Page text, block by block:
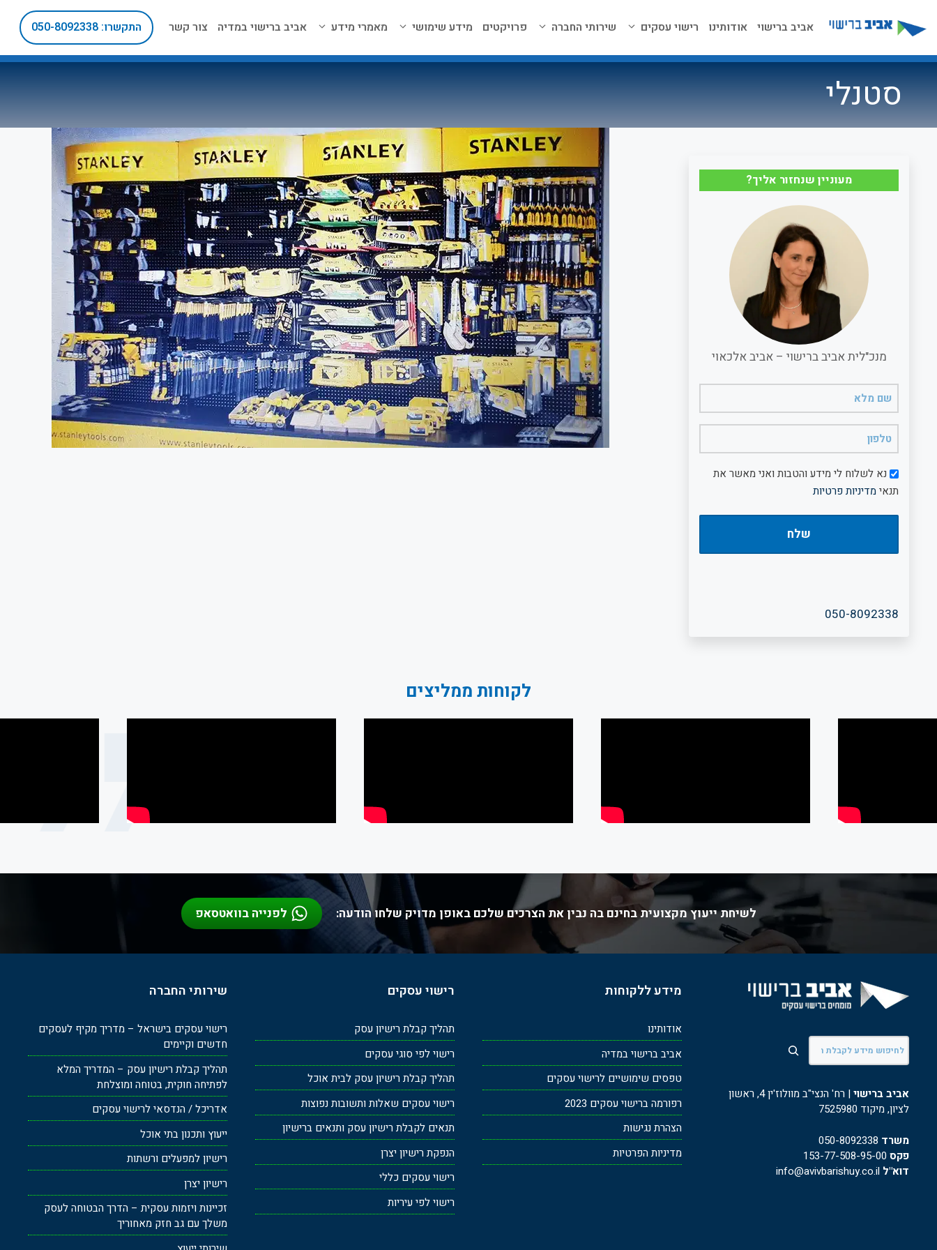
לתוכן
אביב ברישוי אודותינו רישוי עסקים שירותי החברה פרויקטים מידע שימושי מאמרי מידע אביב ברישוי במדיה צור קשר התקשרו: 050-8092338
סטנלי
מעוניין שנחזור אליך?
מנכ"לית אביב ברישוי – אביב אלכאוי
מלא
(חובה)
דיוורנא לשלוח לי מידע והטבות ואני מאשר את
תנאימדיניות פרטיות
050-8092338
לקוחות ממליצים
לשיחת ייעוץ מקצועית בחינם בה נבין את הצרכים שלכם באופן מדויק שלחו הודעה: לפנייה בוואטסאפ
חיפוש
אביב ברישוי
| רח' הנצי"ב מוולוז'ין 4, ראשון
לציון, מיקוד 7525980
משרד 050-8092338
פקס
דוא"ל
מידע ללקוחות
אודותינו
אביב ברישוי במדיה
טפסים שימושיים לרישוי עסקים
רפורמה ברישוי עסקים 2023
הצהרת נגישות
מדיניות הפרטיות
רישוי עסקים
תהליך קבלת רישיון עסק
רישוי לפי סוגי עסקים
תהליך קבלת רישיון עסק לבית אוכל
רישוי עסקים שאלות ותשובות נפוצות
תנאים לקבלת רישיון עסק ותנאים ברישיון
הנפקת רישיון יצרן
רישוי עסקים כללי
רישוי לפי עיריות
שירותי החברה
רישוי עסקים בישראל – מדריך מקיף לעסקים
חדשים וקיימים
תהליך קבלת רישיון עסק – המדריך המלא
לפתיחה חוקית, בטוחה ומוצלחת
אדריכל / הנדסאי לרישוי עסקים
ייעוץ ותכנון בתי אוכל
רישיון למפעלים ורשתות
רישיון יצרן
זכיינות ויזמות עסקית – הדרך הבטוחה לעסק
משלך עם גב חזק מאחוריך